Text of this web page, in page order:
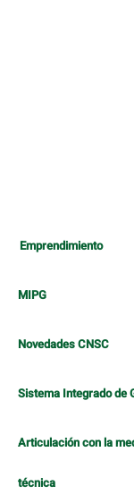
Emprendimiento
MIPG
Novedades CNSC
Sistema Integrado de
Articulación con la
técnica